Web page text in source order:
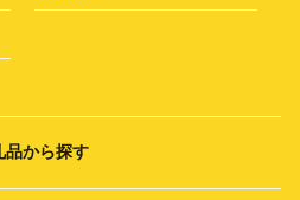
品から探す